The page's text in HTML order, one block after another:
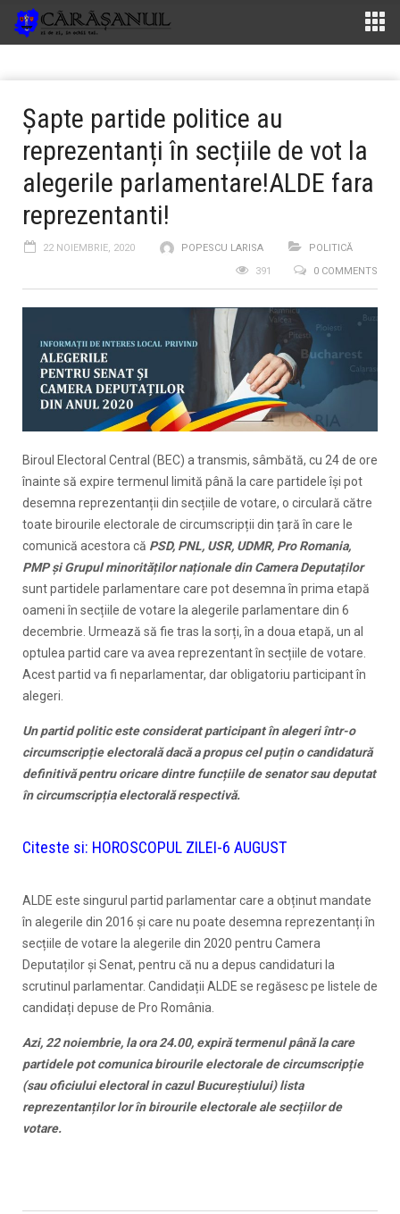
Şapte partide politice au
reprezentanți în secțiile de vot la
alegerile parlamentare!ALDE fara
reprezentanti!
22 NOIEMBRIE, 2020 POPESCU LARISA
POLITICĂ
0 COMMENTS
391
Biroul Electoral Central (BEC) a transmis, sâmbătă, cu 24 de ore
înainte să expire termenul limită până la care partidele își pot
desemna reprezentanții din secțiile de votare, o circulară către
toate birourile electorale de circumscripții din țară în care le
comunică acestora că PSD, PNL, USR, UDMR, Pro Romania,
PMP și Grupul minorităților naționale din Camera Deputaților
sunt partidele parlamentare care pot desemna în prima etapă
oameni în secțiile de votare la alegerile parlamentare din 6
decembrie. Urmează să fie tras la sorți, în a doua etapă, un al
optulea partid care va avea reprezentant în secțiile de votare.
Acest partid va fi neparlamentar, dar obligatoriu participant în
alegeri.
Un partid politic este considerat participant în alegeri într-o
circumscripție electorală dacă a propus cel puțin o candidatură
definitivă pentru oricare dintre funcțiile de senator sau deputat
în circumscripția electorală respectivă.
Citeste si: HOROSCOPUL ZILEI-6 AUGUST
ALDE este singurul partid parlamentar care a obținut mandate
în alegerile din 2016 și care nu poate desemna reprezentanți în
secțiile de votare la alegerile din 2020 pentru Camera
Deputaților și Senat, pentru că nu a depus candidaturi la
scrutinul parlamentar. Candidații ALDE se regăsesc pe listele de
candidați depuse de Pro România.
Azi, 22 noiembrie, la ora 24.00, expiră termenul până la care
partidele pot comunica birourile electorale de circumscripție
(sau oficiului electoral in cazul Bucureștiului) lista
reprezentanților lor în birourile electorale ale secțiilor de
votare.